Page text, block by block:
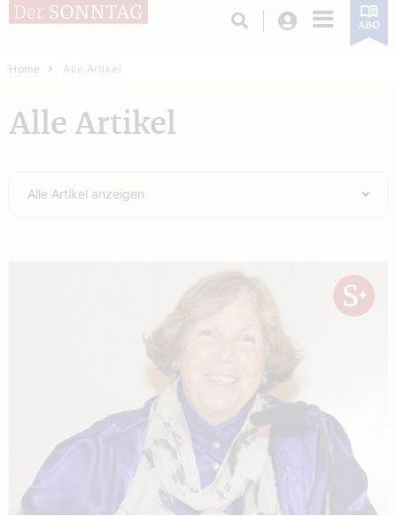
Login ABO
Home Alle Artikel
Alle Artikel
Alle Artikel anzeigen